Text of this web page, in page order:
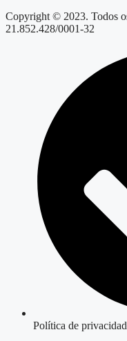
Copyright © 2023. Todos
21.852.428/0001-32
Política de